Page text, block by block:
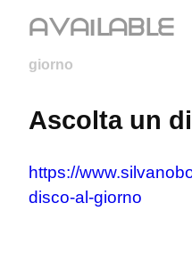
ᗩᐯᗩIᒪᗩᗷᒪᗴ
giorno
Ascolta un
https://
disco-al-giorno